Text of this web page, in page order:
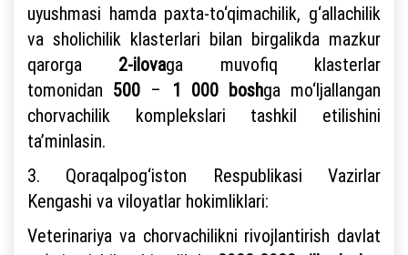
uyushmasi hamda paxta-to‘qimachilik, g‘allachilik
va sholichilik klasterlari bilan birgalikda mazkur
qarorga 2-ilovaga muvofiq klasterlar
tomonidan 500 – 1 000 boshga mo‘ljallangan
chorvachilik komplekslari tashkil etilishini
ta’minlasin.
3. Qoraqalpog‘iston Respublikasi Vazirlar
Kengashi va viloyatlar hokimliklari:
Veterinariya va chorvachilikni rivojlantirish davlat